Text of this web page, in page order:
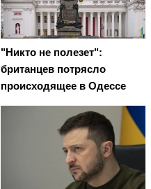
"Никто не полезет":
британцев потрясло
происходящее в Одессе